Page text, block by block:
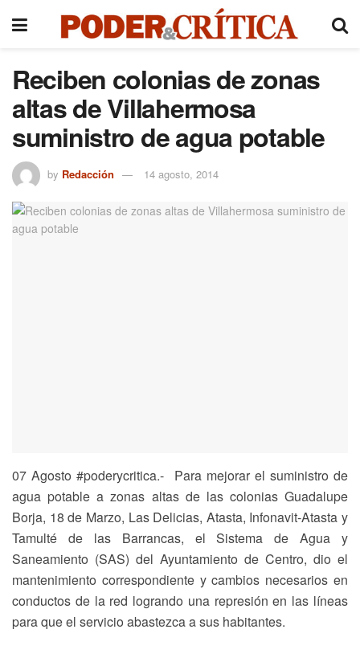
Reciben colonias de zonas
altas de Villahermosa
suministro de agua potable
by Redacción 14 agosto, 2014
07 Agosto #poderycritica.- Para mejorar el suministro de
agua potable a zonas altas de las colonias Guadalupe
Borja, 18 de Marzo, Las Delicias, Atasta, Infonavit-Atasta y
Tamulté de las Barrancas, el Sistema de Agua y
Saneamiento (SAS) del Ayuntamiento de Centro, dio el
mantenimiento correspondiente y cambios necesarios en
conductos de la red logrando una represión en las líneas
para que el servicio abastezca a sus habitantes.